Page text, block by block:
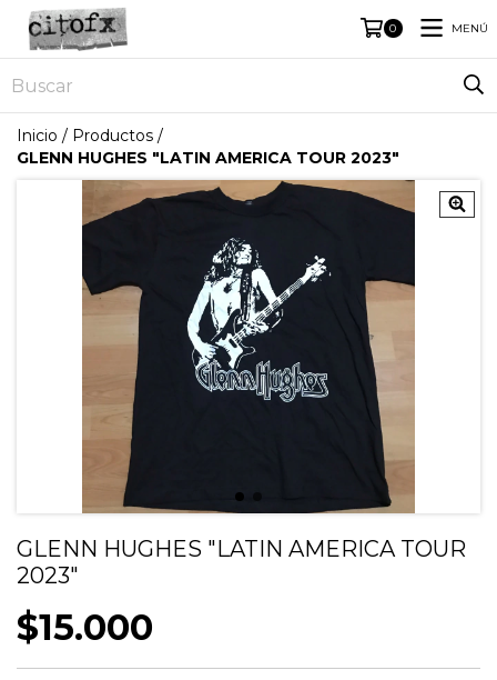
0 MENÚ
Inicio / Productos /
GLENN HUGHES "LATIN AMERICA TOUR 2023"
GLENN HUGHES "LATIN AMERICA TOUR
2023"
$15.000